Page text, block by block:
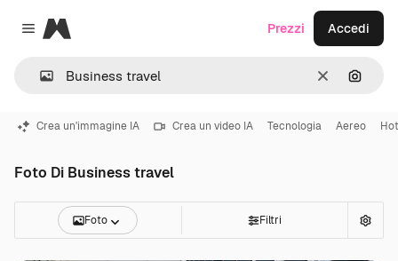
Close menu
Magnific
CancellaCerca
Prezzi Accedi
Crea un'immagine IA Crea un video IA Tecnologia Aereo
Foto Di Business travel
Foto Filtri